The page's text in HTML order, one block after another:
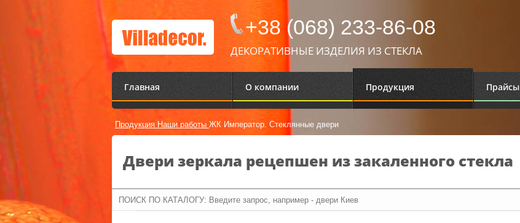
+38 (068) 233-86-08
ДЕКОРАТИВНЫЕ ИЗДЕЛИЯ ИЗ СТЕКЛА
Главная О компании Продукция Прайсы
Продукция Наши работы ЖК Император. Стеклянные двери
Двери зеркала рецепшен из закаленного стекла